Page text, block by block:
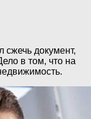
сжечь документ,
в том, что на